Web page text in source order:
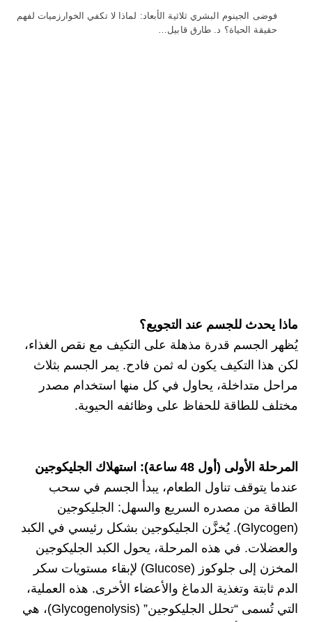
فوضى الجينوم البشري ثلاثية الأبعاد: لماذا لا تكفي الخوارزميات لفهم
حقيقة الحياة؟ د. طارق قابيل…
ماذا يحدث للجسم عند التجويع؟
يُظهر الجسم قدرة مذهلة على التكيف مع نقص الغذاء،
لكن هذا التكيف يكون له ثمن فادح. يمر الجسم بثلاث
مراحل متداخلة، يحاول في كل منها استخدام مصدر
مختلف للطاقة للحفاظ على وظائفه الحيوية.
المرحلة الأولى (أول 48 ساعة): استهلاك الجليكوجين
عندما يتوقف تناول الطعام، يبدأ الجسم في سحب
الطاقة من مصدره السريع والسهل: الجليكوجين
(Glycogen). يُخزَّن الجليكوجين بشكل رئيسي في الكبد
والعضلات. في هذه المرحلة، يحول الكبد الجليكوجين
المخزن إلى جلوكوز (Glucose) لإبقاء مستويات سكر
الدم ثابتة وتغذية الدماغ والأعضاء الأخرى. هذه العملية،
التي تُسمى “تحلل الجليكوجين” (Glycogenolysis)، هي